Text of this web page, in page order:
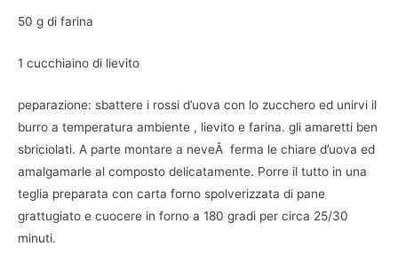
50 g di farina
1 cucchiaino di lievito
peparazione: sbattere i rossi d’uova con lo zucchero ed unirvi il
burro a temperatura ambiente , lievito e farina. gli amaretti ben
sbriciolati. A parte montare a neveÂ ferma le chiare d’uova ed
amalgamarle al composto delicatamente. Porre il tutto in una
teglia preparata con carta forno spolverizzata di pane
grattugiato e cuocere in forno a 180 gradi per circa 25/30
minuti.